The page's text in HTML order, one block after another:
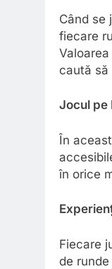
Când se
fiecare
caută să
Jocul pe
În
în orice
Fiecare
de